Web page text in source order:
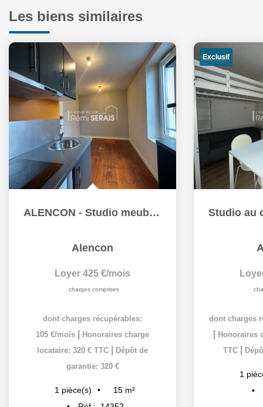
Les biens similaires
Exclusif
Studio au coeur d'Alençon de 17m2
Alencon
Loyer 335 €/mois
charges comprises
dont charges récupérables: 15 €/mois
Honoraires charge locataire: 320 €
TTC|Dépôt de garantie: 640 €
Réf :
13702
dont charges
Honoraires
TTC
1